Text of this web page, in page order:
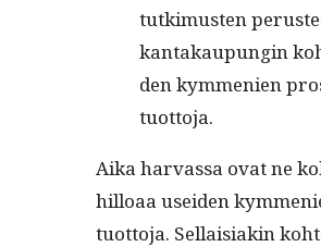
tutkimusten
kan­takaupun­gin
den kym­me­nien
tuottoja.
Aika har­vas­sa ovat ne
hilloaa usei­den
tuot­to­ja. Sel­l­aisi­akin